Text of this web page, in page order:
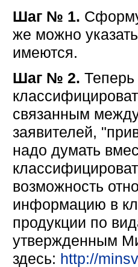
Шаг № 1.
же можно
имеются.
Шаг № 2.
связанным
заявителей,
надо думать
возможность
информацию в
продукции по
утвержденным
здесь: http://